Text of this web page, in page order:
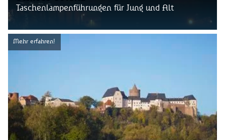
Taschenlampenführungen für Jung und Alt
Mehr erfahren!